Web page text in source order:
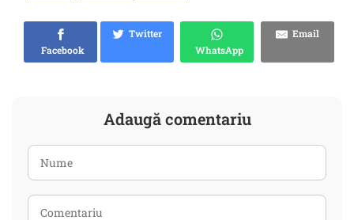
Facebook
Twitter
WhatsApp
Email
Adaugă comentariu